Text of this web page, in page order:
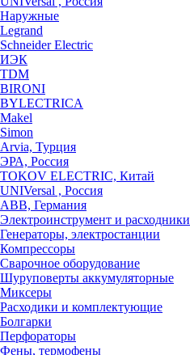
Наружные
Legrand
Schneider Electric
ИЭК
TDM
BIRONI
BYLECTRICA
Makel
Simon
Arvia, Турция
ЭРА, Россия
TOKOV ELECTRIC, Китай
UNIVersal , Россия
ABB, Германия
Электроинструмент и расходники
Генераторы, электростанции
Компрессоры
Сварочное оборудование
Шуруповерты аккумуляторные
Миксеры
Расходики и комплектующие
Болгарки
Перфораторы
Фены, термофены